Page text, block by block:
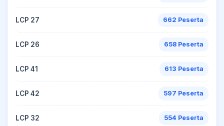
LCP 27 662 Peserta
LCP 26 658 Peserta
LCP 41 613 Peserta
LCP 42 597 Peserta
LCP 32 554 Peserta